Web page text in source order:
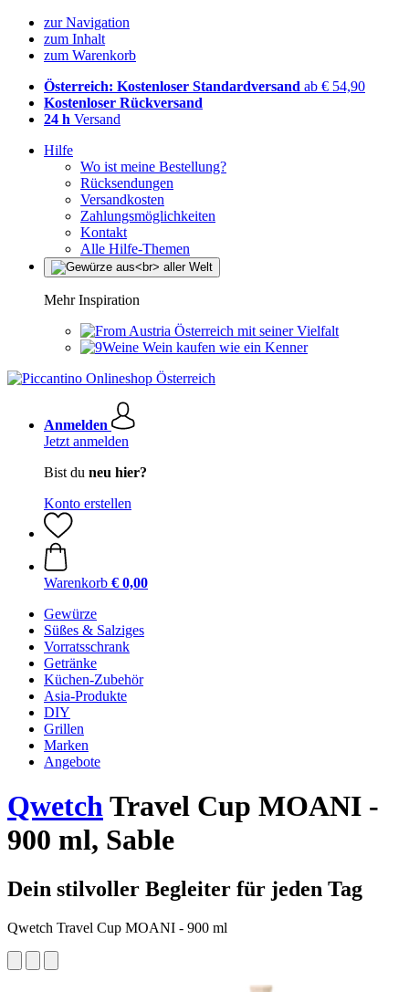
zur Navigation
zum Inhalt
zum Warenkorb
Österreich: Kostenloser Standardversand ab € 54,90
Kostenloser Rückversand
24 h Versand
Hilfe
Wo ist meine Bestellung?
Rücksendungen
Versandkosten
Zahlungsmöglichkeiten
Kontakt
Alle Hilfe-Themen
Mehr Inspiration
Österreich mit seiner Vielfalt
Wein kaufen wie ein Kenner
Anmelden
Jetzt anmelden
Bist du neu hier?
Konto erstellen
Warenkorb € 0,00
Gewürze
Süßes & Salziges
Vorratsschrank
Getränke
Küchen-Zubehör
Asia-Produkte
DIY
Grillen
Marken
Angebote
QwetchTravel Cup MOANI -
900 ml, Sable
Dein stilvoller Begleiter für jeden Tag
Qwetch Travel Cup MOANI - 900 ml